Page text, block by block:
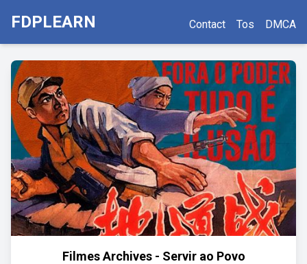
FDPLEARN Contact Tos DMCA
Filmes Archives - Servir ao Povo